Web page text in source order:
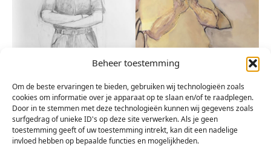
Beheer toestemming
Om de beste ervaringen te bieden, gebruiken wij technologieën zoals
cookies om informatie over je apparaat op te slaan en/of te raadplegen.
Door in te stemmen met deze technologieën kunnen wij gegevens zoals
surfgedrag of unieke ID's op deze site verwerken. Als je geen
toestemming geeft of uw toestemming intrekt, kan dit een nadelige
invloed hebben op bepaalde functies en mogelijkheden.